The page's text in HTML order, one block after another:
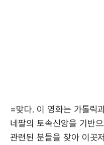
=맞다. 이 영화는 가톨릭
네팔의 토속신앙을 기반
관련된 분들을 찾아 이곳